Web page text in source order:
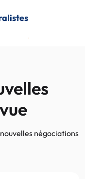
négociations